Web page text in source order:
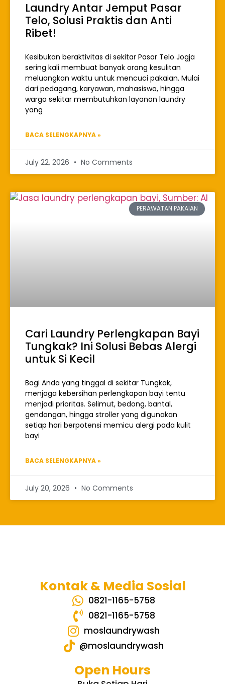
Laundry Antar Jemput Pasar
Telo, Solusi Praktis dan Anti
Ribet!
Kesibukan beraktivitas di sekitar Pasar Telo Jogja
sering kali membuat banyak orang kesulitan
meluangkan waktu untuk mencuci pakaian. Mulai
dari pedagang, karyawan, mahasiswa, hingga
warga sekitar membutuhkan layanan laundry
yang
BACA SELENGKAPNYA »
July 22, 2026 No Comments
PERAWATAN PAKAIAN
Cari Laundry Perlengkapan Bayi
Tungkak? Ini Solusi Bebas Alergi
untuk Si Kecil
Bagi Anda yang tinggal di sekitar Tungkak,
menjaga kebersihan perlengkapan bayi tentu
menjadi prioritas. Selimut, bedong, bantal,
gendongan, hingga stroller yang digunakan
setiap hari berpotensi memicu alergi pada kulit
bayi
BACA SELENGKAPNYA »
July 20, 2026 No Comments
Kontak & Media Sosial
0821-1165-5758
0821-1165-5758
moslaundrywash
@moslaundrywash
Open Hours